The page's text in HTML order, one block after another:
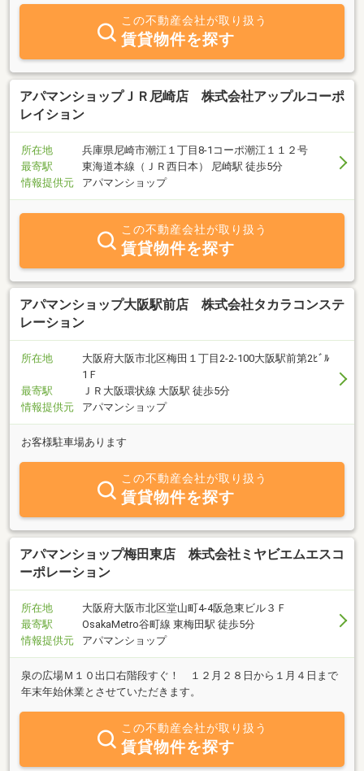
この不動産会社が取り扱う
賃貸物件を探す
アパマンショップＪＲ尼崎店 株式会社アップルコーポ
レイション
所在地
兵庫県尼崎市潮江１丁目8-1コーポ潮江１１２号
最寄駅
東海道本線（ＪＲ西日本） 尼崎駅 徒歩5分
情報提供元
アパマンショップ
この不動産会社が取り扱う
賃貸物件を探す
アパマンショップ大阪駅前店 株式会社タカラコンステ
レーション
所在地
大阪府大阪市北区梅田１丁目2-2-100大阪駅前第2ﾋﾞﾙ
1Ｆ
最寄駅
ＪＲ大阪環状線 大阪駅 徒歩5分
情報提供元
アパマンショップ
お客様駐車場あります
この不動産会社が取り扱う
賃貸物件を探す
アパマンショップ梅田東店 株式会社ミヤビエムエスコ
ーポレーション
所在地
大阪府大阪市北区堂山町4-4阪急東ビル３Ｆ
最寄駅
OsakaMetro谷町線 東梅田駅 徒歩5分
情報提供元
アパマンショップ
泉の広場Ｍ１０出口右階段すぐ！ １２月２８日から１月４日まで
年末年始休業とさせていただきます。
この不動産会社が取り扱う
賃貸物件を探す